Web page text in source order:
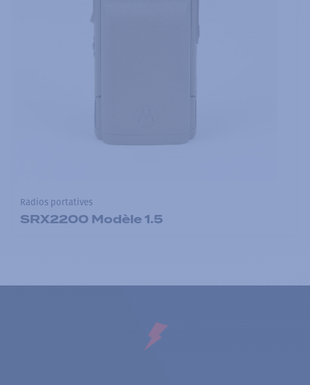
Radios portatives
SRX2200 Modèle 1.5